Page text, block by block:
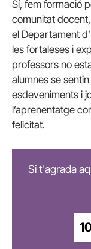
Sí, fem formació
comunitat
el Departament
les fortaleses i
professors no
alumnes se
esdeveniments i
l’aprenentatge
felicitat.
Si t'agrada